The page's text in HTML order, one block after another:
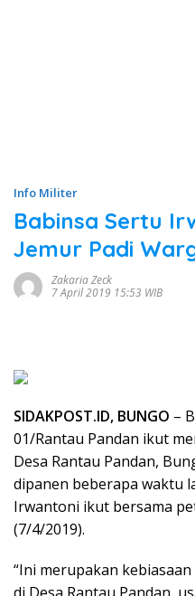
Info Militer
Babinsa Sertu
Jemur Padi
Zakaria Zeck
7 April 2019 15:53 WIB
SIDAKPOST.ID, BUNGO –
01/Rantau Pandan ikut
Desa Rantau Pandan,
dipanen beberapa waktu
Irwantoni ikut bersama
(7/4/2019).
“Ini merupakan